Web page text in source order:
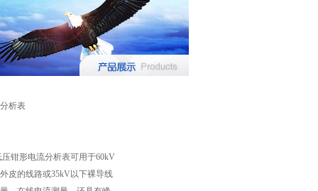
析表
钳形电流分析表可用于60kV
皮的线路或35kV以下裸导线